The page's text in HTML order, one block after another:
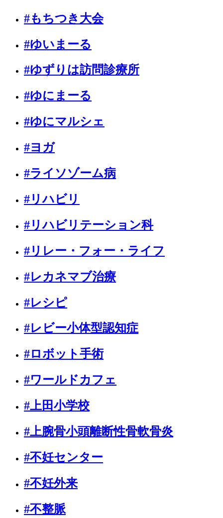
#もちつき大会
#ゆいまーる
#ゆずりは訪問診療所
#ゆにまーる
#ゆにマルシェ
#ヨガ
#ライソゾーム病
#リハビリ
#リハビリテーション科
#リレー・フォー・ライフ
#レカネマブ治療
#レシピ
#レビー小体型認知症
#ロボット手術
#ワールドカフェ
#上田小学校
#上腕骨小頭離断性骨軟骨炎
#不妊センター
#不妊外来
#不整脈